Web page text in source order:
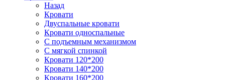
Назад
Кровати
Двуспальные кровати
Кровати односпальные
С подъемным механизмом
С мягкой спинкой
Кровати 120*200
Кровати 140*200
Кровати 160*200